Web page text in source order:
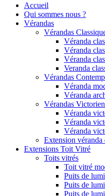
Accueil
Qui sommes nous ?
Vérandas
Vérandas
Véranda
Véranda
Véranda
Veranda
Vérandas
Véranda
Véranda
Vérandas
Véranda
Véranda
Véranda
Extension véranda
Extensions Toit Vitré
Toits vitrés
Toit vitré
Puits de
Puits de
Puits de